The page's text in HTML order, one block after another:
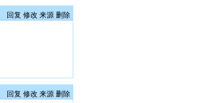
回复 修改 来源 删除
回复 修改 来源 删除